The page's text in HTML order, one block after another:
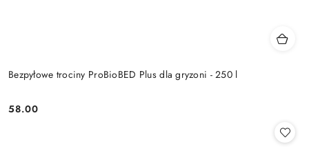
Bezpyłowe trociny ProBioBED Plus dla gryzoni - 250 l
Cena:
58.00